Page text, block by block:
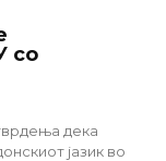
со
дека
јазик во